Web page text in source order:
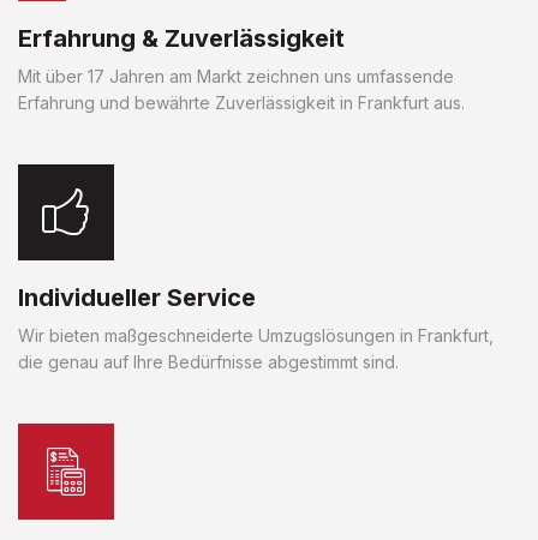
Erfahrung & Zuverlässigkeit
Mit über 17 Jahren am Markt zeichnen uns umfassende
Erfahrung und bewährte Zuverlässigkeit in Frankfurt aus.
Individueller Service
Wir bieten maßgeschneiderte Umzugslösungen in Frankfurt,
die genau auf Ihre Bedürfnisse abgestimmt sind.